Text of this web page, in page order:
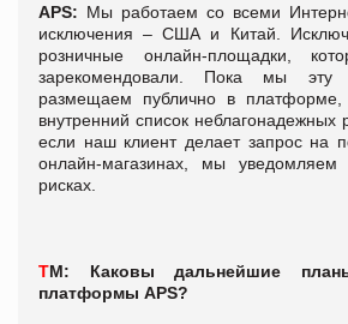
APS: Мы работаем со всеми
исключения – США и Китай.
розничные онлайн-площадки,
зарекомендовали. Пока мы
размещаем публично в платформе,
внутренний список неблагонадежных
если наш клиент делает запрос на
онлайн-магазинах, мы
рисках.
ТМ: Каковы дальнейшие
платформы APS?